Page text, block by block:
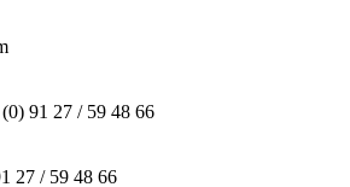
91 27 / 59 48 66
27 / 59 48 66